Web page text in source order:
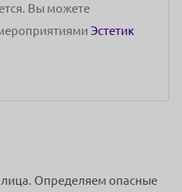
Вы можете
Эстетик
Определяем опасные